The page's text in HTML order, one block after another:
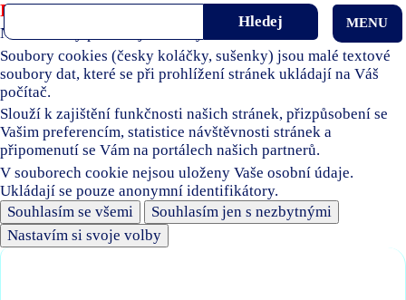
Používáme soubory cookies
Naše stránky používají soubory cookies.
Soubory cookies (česky koláčky, sušenky) jsou malé textové
soubory dat, které se při prohlížení stránek ukládají na Váš
počítač.
Slouží k zajištění funkčnosti našich stránek, přizpůsobení se
Vašim preferencím, statistice návštěvnosti stránek a
připomenutí se Vám na portálech našich partnerů.
V souborech cookie nejsou uloženy Vaše osobní údaje.
Ukládají se pouze anonymní identifikátory.
Souhlasím se všemi
Souhlasím jen s nezbytnými
Nastavím si svoje volby
MENU